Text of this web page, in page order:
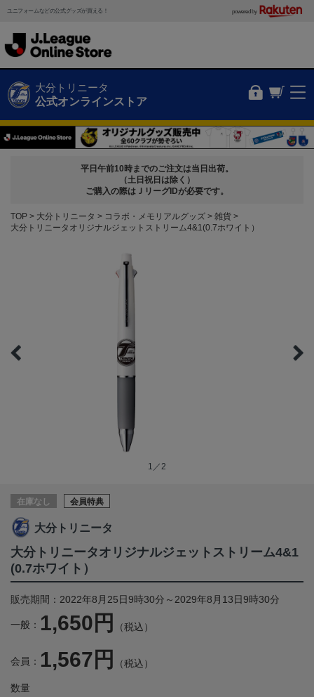
ユニフォームなどの公式グッズが買える！ powered by
大分トリニータ
公式オンラインストア
平日午前10時までのご注文は当日出荷。
（土日祝日は除く）
ご購入の際はＪリーグIDが必要です。
TOP 大分トリニータ コラボ・メモリアルグッズ
雑貨
大分トリニータオリジナルジェットストリーム4&1(0.7ホワイト）
1／2
在庫なし 会員特典
大分トリニータ
大分トリニータオリジナルジェットストリーム4&1
(0.7ホワイト）
販売期間：2022年8月25日9時30分～2029年8月13日9時30分
一般： 1,650円 （税込）
会員： 1,567円 （税込）
数量